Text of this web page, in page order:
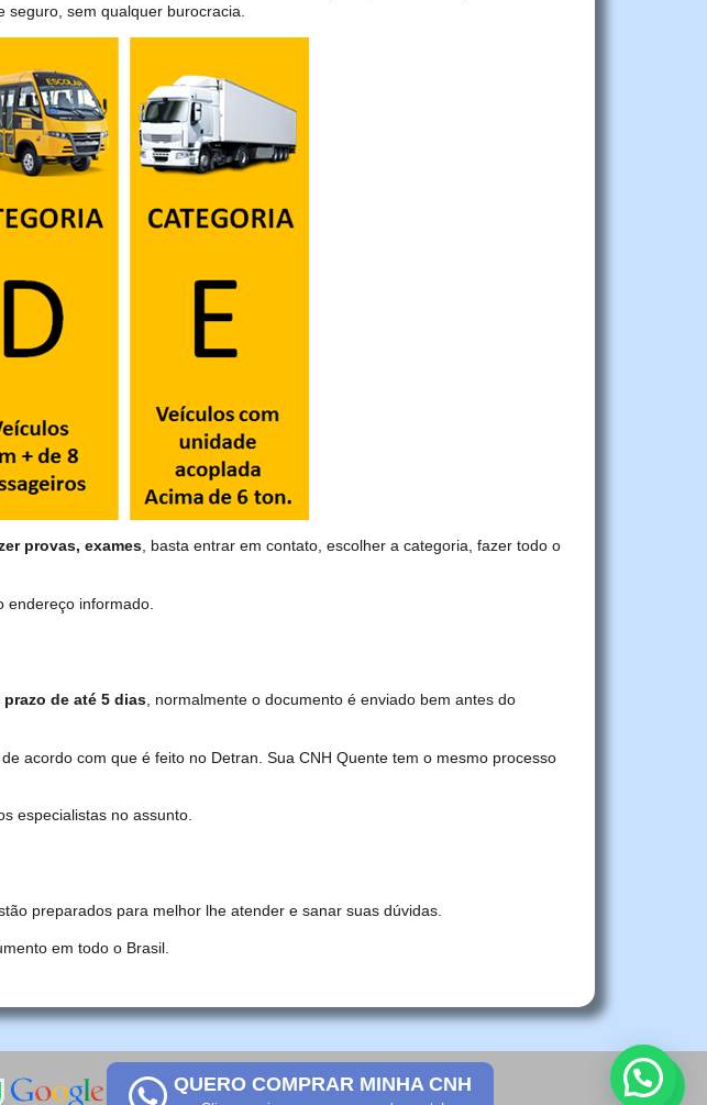
sem qualquer burocracia.
provas, exames, basta entrar em contato, escolher a categoria, fazer todo o
informado.
prazo de até 5 dias, normalmente o documento é enviado bem antes do
acordo com que é feito no Detran. Sua CNH Quente tem o mesmo processo
especialistas no assunto.
preparados para melhor lhe atender e sanar suas dúvidas.
em todo o Brasil.
QUERO COMPRAR MINHA CNH